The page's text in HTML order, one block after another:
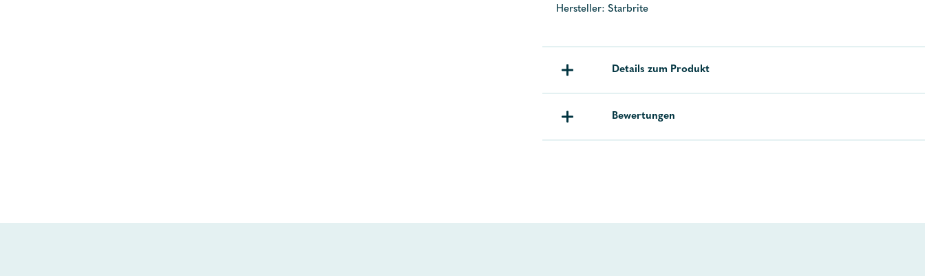
Hersteller: Starbrite
Details zum Produkt
Bewertungen